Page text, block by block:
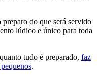
do que será servido
lúdico e único para toda
tudo é preparado, faz
.